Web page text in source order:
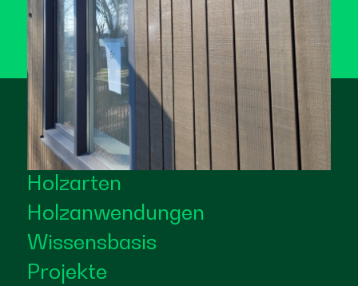
Holzarten
Holzanwendungen
Wissensbasis
Projekte